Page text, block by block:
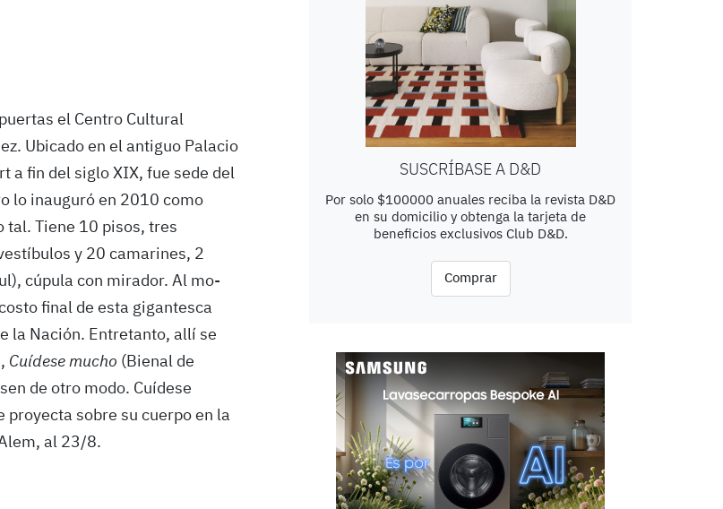
el Centro Cultural
Ubica­do en el antiguo Palacio
a fin del siglo XIX, fue sede del
lo inauguró en 2010 como
tal. Tiene 10 pisos, tres
y 20 camarines, 2
cúpula con mirador. Al mo­
final de esta gigantesca
la Nación. Entretanto, allí se
Cuídese mucho (Bienal de
de otro modo. Cuídese
proyecta so­bre su cuerpo en la
al 23/8.
SUSCRÍBASE A D&D
Por solo $100000 anuales reciba la revista D&D
en su domicilio y obtenga la tarjeta de
beneficios exclusivos Club D&D.
Comprar